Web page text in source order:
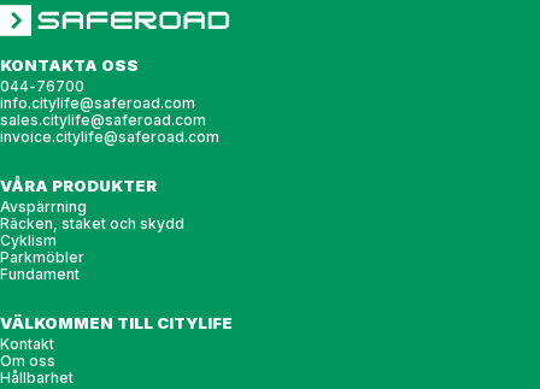
KONTAKTA OSS
044-76700
info.citylife@saferoad.com
sales.citylife@saferoad.com
invoice.citylife@saferoad.com
VÅRA PRODUKTER
Avspärrning
Räcken, staket och skydd
Cyklism
Parkmöbler
Fundament
VÄLKOMMEN TILL CITYLIFE
Kontakt
Om oss
Hållbarhet